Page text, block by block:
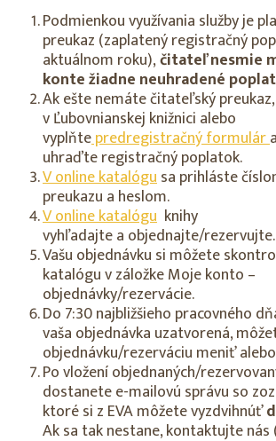
Podmienkou využívania služby je
preukaz (zaplatený registračný
aktuálnom roku),čitateľ nesmie
konte žiadne neuhradené
Ak ešte nemáte čitateľský
v Ľubovnianskej knižnici alebo
vyplňtepredregistračný formulár
uhraďte registračný poplatok.
V online katalógusa prihláste
preukazu a heslom.
V online katalógu knihy
vyhľadajte a objednajte/rezervujte.
Vašu objednávku si môžete
katalógu v záložke Moje konto –
objednávky/rezervácie.
Do 7:30 najbližšieho pracovného
vaša objednávka uzatvorená,
objednávku/rezerváciu meniť
Po vložení objednaných/
dostanete e-mailovú správu so
ktoré si z EVA môžete vyzdvihnúť
Ak sa tak nestane, kontaktujte nás